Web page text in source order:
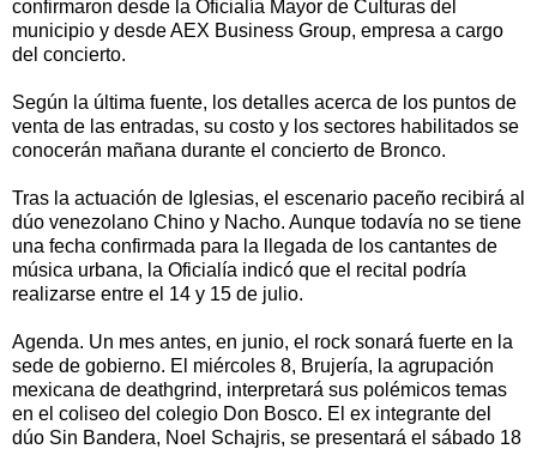
confirmaron desde la Oficialía Mayor de Culturas del
municipio y desde AEX Business Group, empresa a cargo
del concierto.
Según la última fuente, los detalles acerca de los puntos de
venta de las entradas, su costo y los sectores habilitados se
conocerán mañana durante el concierto de Bronco.
Tras la actuación de Iglesias, el escenario paceño recibirá al
dúo venezolano Chino y Nacho. Aunque todavía no se tiene
una fecha confirmada para la llegada de los cantantes de
música urbana, la Oficialía indicó que el recital podría
realizarse entre el 14 y 15 de julio.
Agenda. Un mes antes, en junio, el rock sonará fuerte en la
sede de gobierno. El miércoles 8, Brujería, la agrupación
mexicana de deathgrind, interpretará sus polémicos temas
en el coliseo del colegio Don Bosco. El ex integrante del
dúo Sin Bandera, Noel Schajris, se presentará el sábado 18